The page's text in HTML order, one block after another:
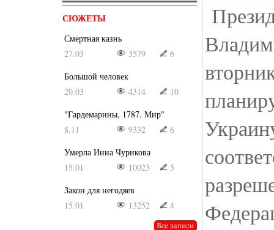
СЮЖЕТЫ
Смертная казнь
27.03
3579
6
Большой человек
20.03
4314
10
"Гардемарины, 1787. Мир"
8.11
9332
6
Умерла Инна Чурикова
15.01
10023
5
Закон для негодяев
15.01
13252 4